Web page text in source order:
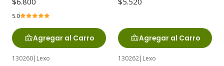
5.0
Agregar al Carro Agregar al Carro
130260| Lexo 130262| Lexo